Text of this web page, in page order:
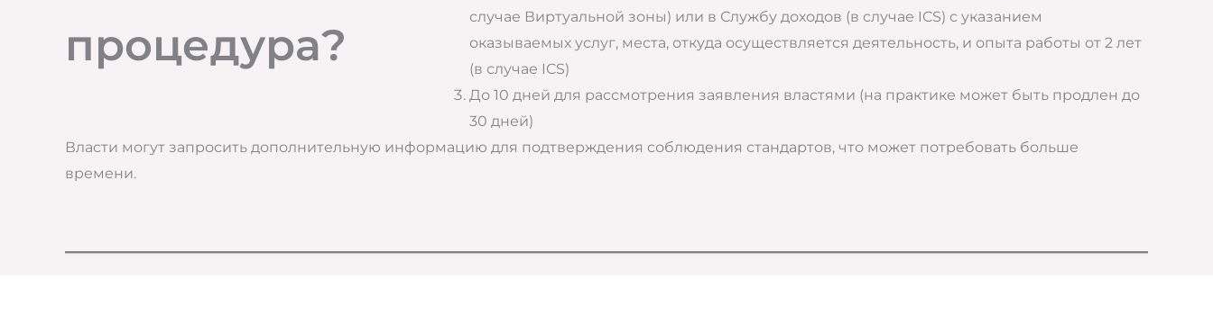
процедура?
случае Виртуальной зоны) или в Службу доходов (в случае ICS) с указанием
оказываемых услуг, места, откуда осуществляется деятельность, и опыта работы от 2 лет
(в случае ICS)
До 10 дней для рассмотрения заявления властями (на практике может быть продлен до
30 дней)
Власти могут запросить дополнительную информацию для подтверждения соблюдения стандартов, что может потребовать больше
времени.